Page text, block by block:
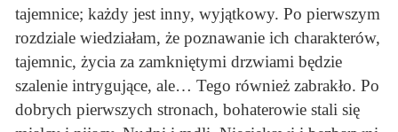
tajemnice; każdy jest inny, wyjątkowy. Po pierwszym
rozdziale wiedziałam, że poznawanie ich charakterów,
tajemnic, życia za zamkniętymi drzwiami będzie
szalenie intrygujące, ale… Tego również zabrakło. Po
dobrych pierwszych stronach, bohaterowie stali się